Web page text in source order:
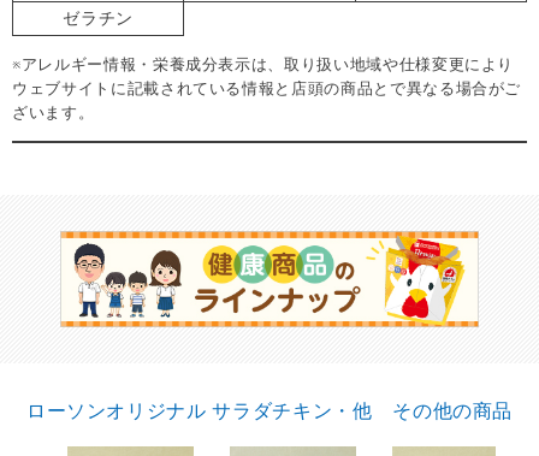
ゼラチン
※アレルギー情報・栄養成分表示は、取り扱い地域や仕様変更により
ウェブサイトに記載されている情報と店頭の商品とで異なる場合がご
ざいます。
ローソンオリジナル サラダチキン・他 その他の商品